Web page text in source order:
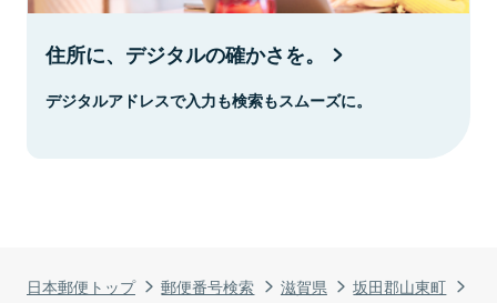
日本郵便トップ 郵便番号検索 滋賀県
坂田郡山東町
住所に、デジタルの確かさを。
デジタルアドレスで入力も検索もスムーズに。